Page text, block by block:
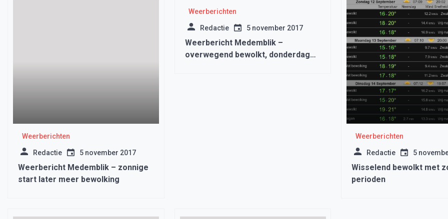
Weerberichten
Redactie 5 november 2017
Weerbericht Medemblik – zonnige
start later meer bewolking
Weerberichten
Redactie 5 november 2017
Weerbericht Medemblik –
overwegend bewolkt, donderdag
Weerberichten
Redactie 5
Wisselend bewolkt met
perioden